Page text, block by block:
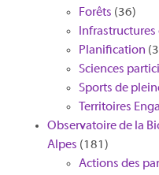
Forêts (36)
Planification
Sciences
Sports de
Territoires
Observatoire de la
Alpes (181)
Actions des